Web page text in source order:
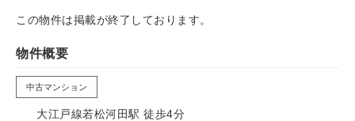
この物件は掲載が終了しております。
物件概要
中古マンション
大江戸線若松河田駅 徒歩4分